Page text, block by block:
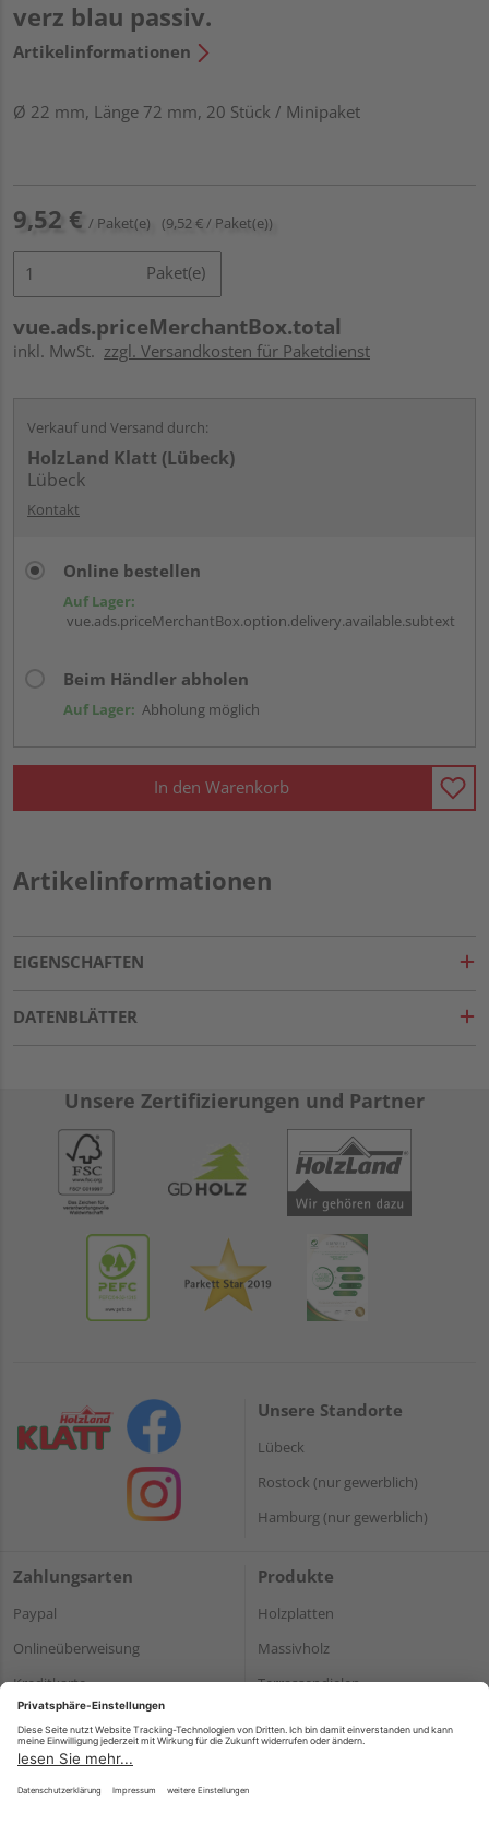
verz blau passiv.
Artikelinformationen
Ø 22 mm, Länge 72 mm, 20 Stück / Minipaket
9,52 € / Paket(e) (9,52 € / Paket(e))
Paket(e)
vue.ads.priceMerchantBox.total
inkl. MwSt. zzgl. Versandkosten für Paketdienst
Verkauf und Versand durch:
HolzLand Klatt (Lübeck)
Lübeck
Kontakt
Online bestellen
Auf Lager:
vue.ads.priceMerchantBox.option.delivery.available.subtext
Beim Händler abholen
Auf Lager: Abholung möglich
In den Warenkorb
Artikelinformationen
EIGENSCHAFTEN
DATENBLÄTTER
Unsere Zertifizierungen und Partner
Unsere Standorte
Lübeck
Rostock (nur gewerblich)
Hamburg (nur gewerblich)
Zahlungsarten
Paypal
Onlineüberweisung
Kreditkarte
*Bonität vorausgesetzt
Produkte
Holzplatten
Massivholz
Terrassendielen